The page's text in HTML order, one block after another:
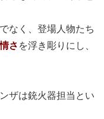
なく、登場人物たち
さ を浮き彫りにし、
ザは銃火器担当とい